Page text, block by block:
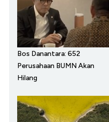
Bos Danantara: 652
Perusahaan BUMN Akan
Hilang